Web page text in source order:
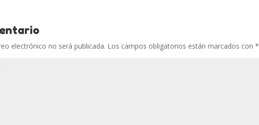
electrónico no será publicada. Los campos obligatorios están marcados con*